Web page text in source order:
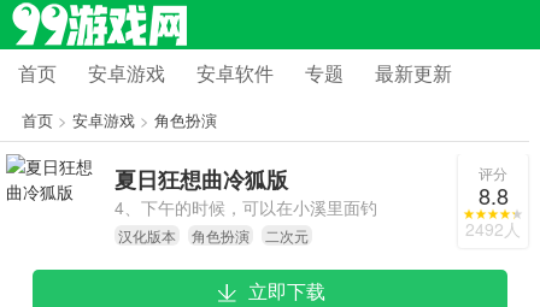
首页 安卓游戏 安卓软件 专题 最新更新
首页> 安卓游戏> 角色扮演
夏日狂想曲冷狐版
4、下午的时候，可以在小溪里面钓
鱼，或者是在水中嬉戏，整个过程都
会很舒适。
汉化版本 角色扮演 二次元
评分
8.8
2492人
立即下载